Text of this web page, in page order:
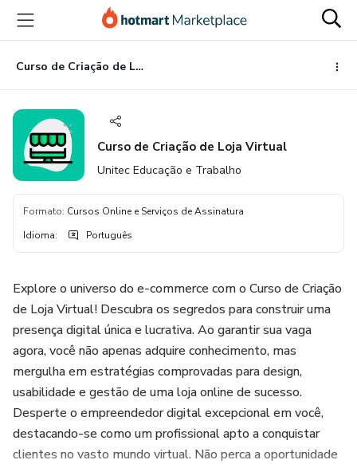
para
conteúdo
principal
para
pagamento
para
rodapé
Curso de Criação de Loja Virtual
Curso de Criação de Loja Virtual
Unitec Educação e Trabalho
Formato: Cursos Online e Serviços de Assinatura
Idioma: Português
Explore o universo do e-commerce com o Curso de Criação
de Loja Virtual! Descubra os segredos para construir uma
presença digital única e lucrativa. Ao garantir sua vaga
agora, você não apenas adquire conhecimento, mas
mergulha em estratégias comprovadas para design,
usabilidade e gestão de uma loja online de sucesso.
Desperte o empreendedor digital excepcional em você,
destacando-se como um profissional apto a conquistar
clientes no vasto mundo virtual. Não perca a oportunidade